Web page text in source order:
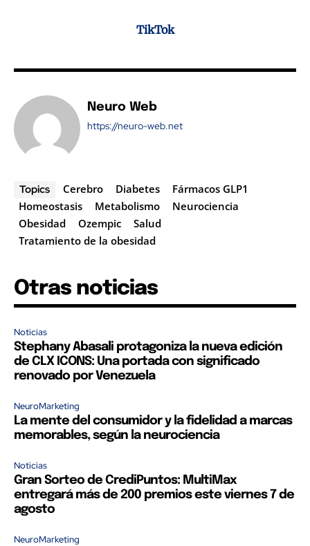
TikTok
Neuro Web
https://neuro-web.net
Topics Cerebro Diabetes
Fármacos GLP1
Homeostasis
Metabolismo
Neurociencia
Obesidad
Ozempic
Salud
Tratamiento de la obesidad
Otras noticias
Noticias
Stephany Abasali protagoniza la nueva edición
de CLX ICONS: Una portada con significado
renovado por Venezuela
NeuroMarketing
La mente del consumidor y la fidelidad a marcas
memorables, según la neurociencia
Noticias
Gran Sorteo de CrediPuntos: MultiMax
entregará más de 200 premios este viernes 7 de
agosto
NeuroMarketing